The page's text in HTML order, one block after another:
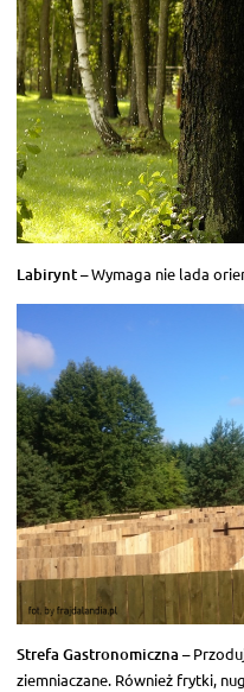
Labirynt– Wymaga nie lada
Strefa Gastronomiczna –
ziemniaczane. Również frytki,